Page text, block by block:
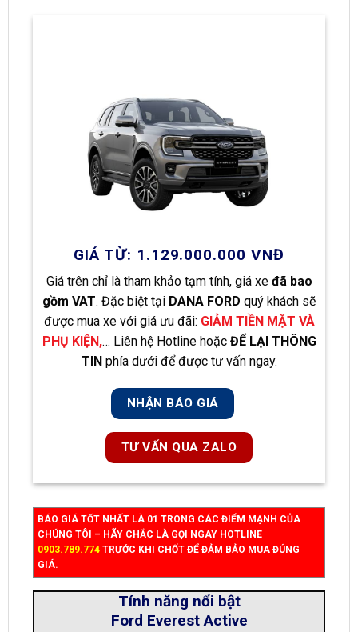
GIÁ TỪ: 1.129.000.000 VNĐ
Giá trên chỉ là tham khảo tạm tính, giá xe đã bao
gồm VAT. Đặc biệt tại DANA FORD quý khách sẽ
được mua xe với giá ưu đãi: GIẢM TIỀN MẶT VÀ
PHỤ KIỆN,… Liên hệ Hotline hoặc ĐỂ LẠI THÔNG
TIN phía dưới để được tư vấn ngay.
NHẬN BÁO GIÁ
TƯ VẤN QUA ZALO
BÁO GIÁ TỐT NHẤT LÀ 01 TRONG CÁC ĐIỂM MẠNH CỦA
CHÚNG TÔI – HÃY CHẮC LÀ GỌI NGAY HOTLINE
0903.789.774 TRƯỚC KHI CHỐT ĐỂ ĐẢM BẢO MUA ĐÚNG
GIÁ.
Tính năng nổi bật
Ford Everest Active